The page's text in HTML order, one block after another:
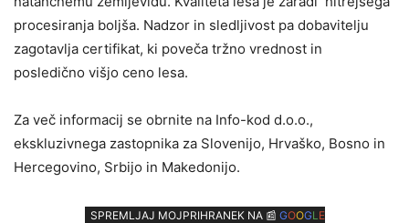
procesiranja boljša. Nadzor in sledljivost pa dobavitelju
zagotavlja certifikat, ki poveča tržno vrednost in
posledično višjo ceno lesa.
Za več informacij se obrnite na Info-kod d.o.o.,
ekskluzivnega zastopnika za Slovenijo, Hrvaško, Bosno in
Hercegovino, Srbijo in Makedonijo.
SPREMLJAJ MOJPRIHRANEK NA 📰 GOOGL E